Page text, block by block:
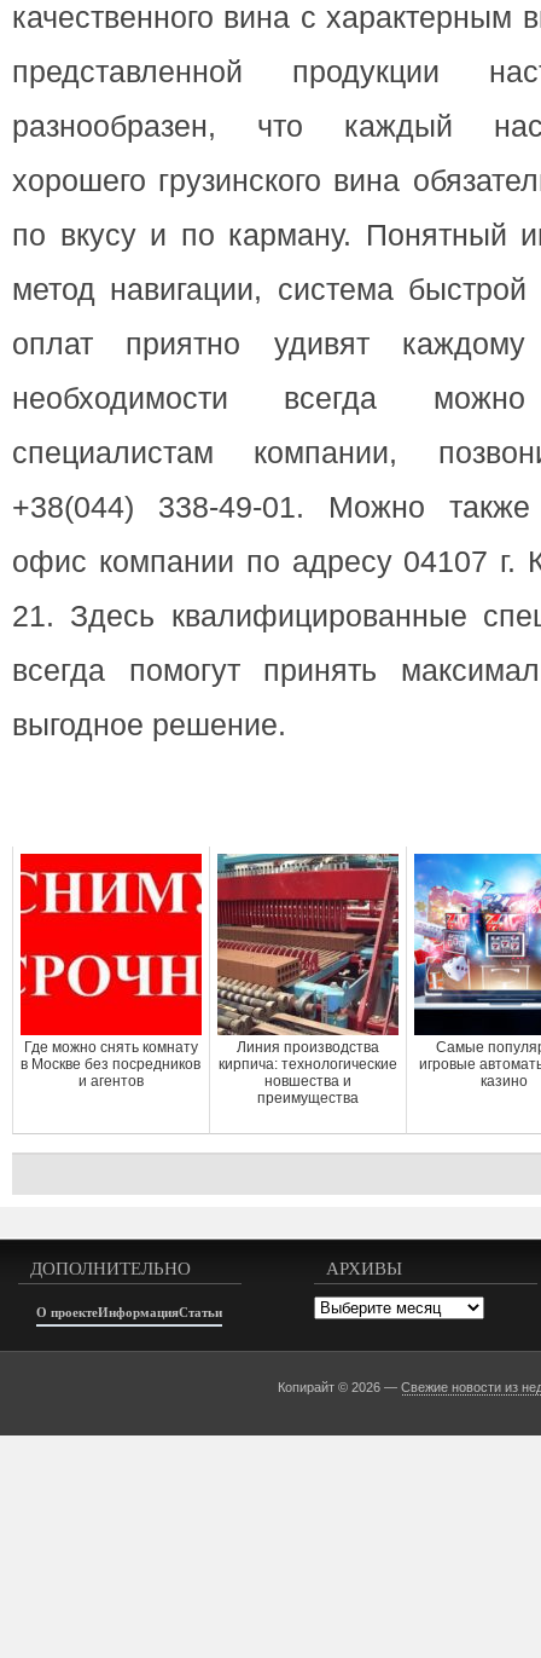
качественного вина с характерным
представленной продукции
разнообразен, что каждый
хорошего грузинского вина
по вкусу и по карману. Понятный
метод навигации, система
оплат приятно удивят
необходимости всегда
специалистам компании,
+38(044) 338-49-01. Можно
офис компании по адресу 04107 г.
21. Здесь квалифицированные
всегда помогут принять
выгодное решение.
Где можно снять комнату
в Москве без посредников
и агентов
Линия производства
кирпича: технологические
новшества и
преимущества
Самые
игровые
казино
ДОПОЛНИТЕЛЬНО
О проектеИнформацияСтатьи
АРХИВЫ
Архивы
Копирайт © 2026 —Свежие новости из